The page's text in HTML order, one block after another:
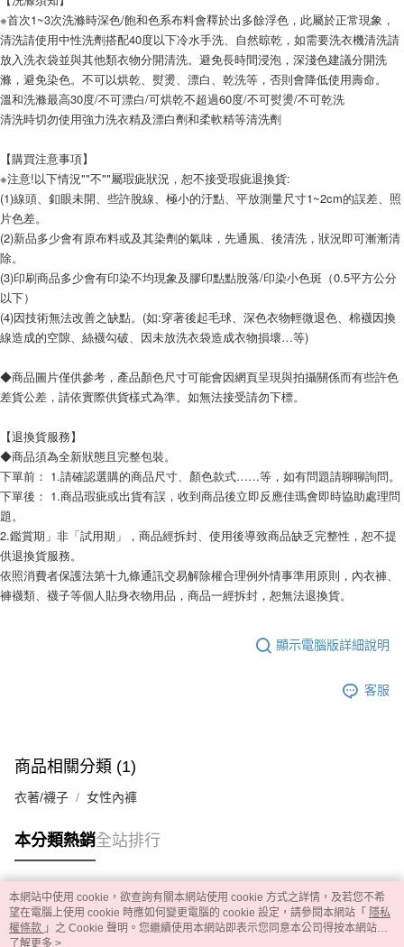
※首次1~3次洗滌時深色/飽和色系布料會釋於出多餘浮色，此屬於正常現象，
清洗請使用中性洗劑搭配40度以下冷水手洗、自然晾乾，如需要洗衣機清洗請
放入洗衣袋並與其他類衣物分開清洗。避免長時間浸泡，深淺色建議分開洗
滌，避免染色。不可以烘乾、熨燙、漂白、乾洗等，否則會降低使用壽命。
溫和洗滌最高30度/不可漂白/可烘乾不超過60度/不可熨燙/不可乾洗
清洗時切勿使用強力洗衣精及漂白劑和柔軟精等清洗劑
【購買注意事項】
※注意!以下情況""不""屬瑕疵狀況，恕不接受瑕疵退換貨:
(1)線頭、釦眼未開、些許脫線、極小的汙點、平放測量尺寸1~2cm的誤差、照
片色差。
(2)新品多少會有原布料或及其染劑的氣味，先通風、後清洗，狀況即可漸漸清
除。
(3)印刷商品多少會有印染不均現象及膠印點點脫落/印染小色斑（0.5平方公分
以下）
(4)因技術無法改善之缺點。(如:穿著後起毛球、深色衣物輕微退色、棉襪因換
線造成的空隙、絲襪勾破、因未放洗衣袋造成衣物損壞…等)
◆商品圖片僅供參考，產品顏色尺寸可能會因網頁呈現與拍攝關係而有些許色
差貨公差，請依實際供貨樣式為準。如無法接受請勿下標。
【退換貨服務】
◆商品須為全新狀態且完整包裝。
下單前： 1.請確認選購的商品尺寸、顏色款式……等，如有問題請聊聊詢問。
下單後： 1.商品瑕疵或出貨有誤，收到商品後立即反應佳瑪會即時協助處理問
題。
2.鑑賞期」非「試用期」，商品經拆封、使用後導致商品缺乏完整性，恕不提
供退換貨服務。
依照消費者保護法第十九條通訊交易解除權合理例外情事準用原則，內衣褲、
褲襪類、襪子等個人貼身衣物用品，商品一經拆封，恕無法退換貨。
顯示電腦版詳細說明
客服
商品相關分類 (1)
衣著/襪子 女性內褲
本分類熱銷全站排行
熱門標籤
本網站中使用 cookie，欲查詢有關本網站使用 cookie 方式之詳情，及若您不希
望在電腦上使用 cookie 時應如何變更電腦的 cookie 設定，請參閱本網站「 隱私
權條款 」之 Cookie 聲明。您繼續使用本網站即表示您同意本公司得按本網站使
用條款之 Cookie 聲明使用 cookie。
了解更多 >